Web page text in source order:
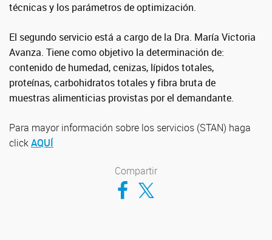
técnicas y los parámetros de optimización.
El segundo servicio está a cargo de la Dra. María Victoria
Avanza. Tiene como objetivo la determinación de:
contenido de humedad, cenizas, lípidos totales,
proteínas, carbohidratos totales y fibra bruta de
muestras alimenticias provistas por el demandante.
Para mayor información sobre los servicios (STAN) haga
clickAQUÍ
Compartir
Compartir en Facebook
Compartir en Twitter